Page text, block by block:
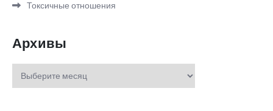
Токсичные отношения
Архивы
Архивы